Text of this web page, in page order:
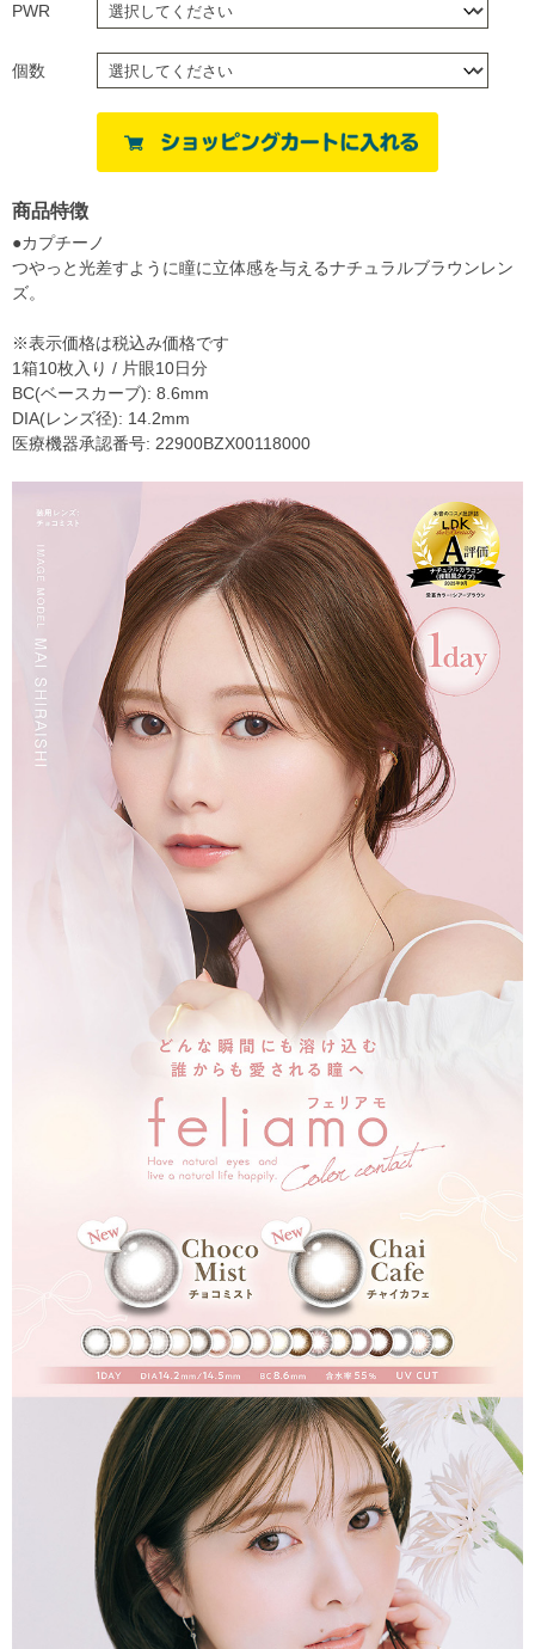
PWR
個数
商品特徴
●カプチーノ
つやっと光差すように瞳に立体感を与えるナチュラルブラウンレン
ズ。
※表示価格は税込み価格です
1箱10枚入り / 片眼10日分
BC(ベースカーブ): 8.6mm
DIA(レンズ径): 14.2mm
医療機器承認番号: 22900BZX00118000